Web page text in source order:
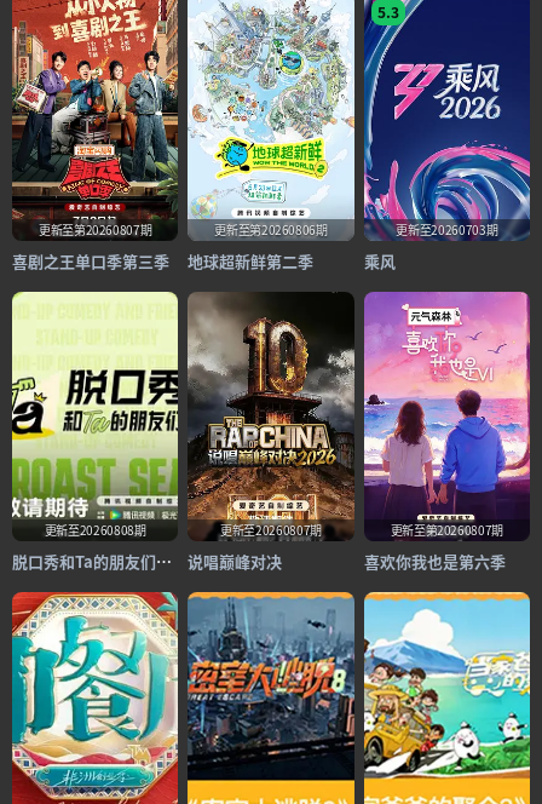
更新至第20260807期
喜剧之王单口季第三季
更新至第20260806期
地球超新鲜第二季
5.3
更新至20260703期
乘风
更新至20260808期
脱口秀和Ta的朋友们第三季
更新至20260807期
说唱巅峰对决
更新至第20260807期
喜欢你我也是第六季